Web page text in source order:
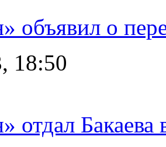
объявил о
18:50
отдал